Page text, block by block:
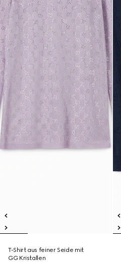
T-Shirt aus feiner Seide mit
GG Kristallen